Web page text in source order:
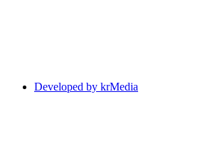
Developed by krMedia